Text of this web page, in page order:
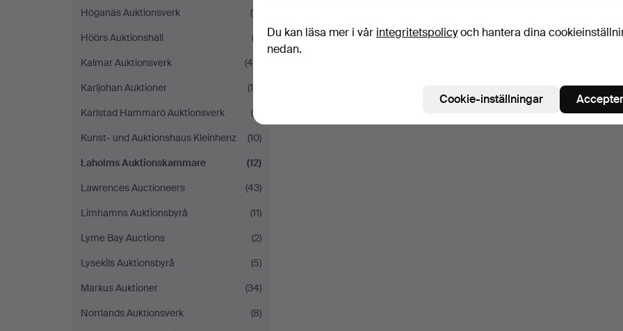
Höganäs Auktionsverk
(11)
Höörs Auktionshall
(3)
Kalmar Auktionsverk
(46)
Karljohan Auktioner
(14)
Karlstad Hammarö Auktionsverk
(5)
Kunst- und Auktionshaus Kleinhenz
(10)
Laholms Auktionskammare
(12)
Lawrences Auctioneers
(43)
Limhamns Auktionsbyrå
(11)
Lyme Bay Auctions
(2)
Lysekils Auktionsbyrå
(5)
Markus Auktioner
(34)
Norrlands Auktionsverk
(8)
Du kan läsa mer i vår integritetspolicyoch hantera dina
nedan.
Cookie-inställningar